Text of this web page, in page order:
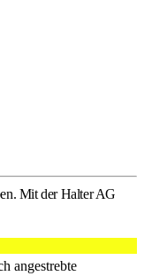
Mit der Halter AG
angestrebte